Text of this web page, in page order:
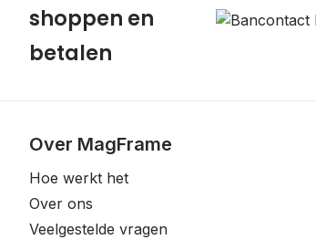
shoppen en
betalen
Over MagFrame
Hoe werkt het
Over ons
Veelgestelde vragen